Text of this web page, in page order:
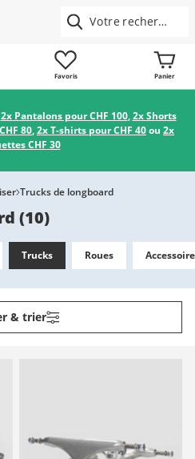
Favoris Panier
2x Pantalons pour CHF 100,2x Shorts
80,2x T-shirts pour CHF 40ou 2x
CHF 30
Trucks de longboard
(10)
Trucks Roues
& trier